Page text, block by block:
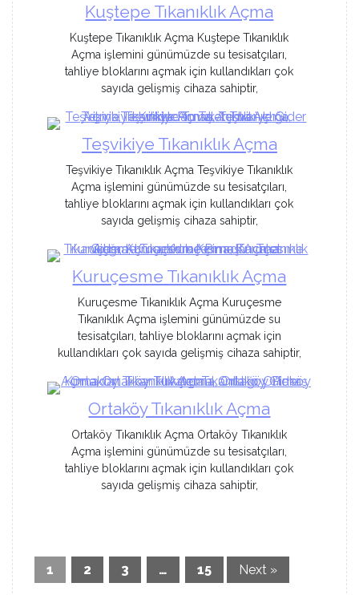
Kuştepe Tıkanıklık Açma
Kuştepe Tıkanıklık Açma Kuştepe Tıkanıklık
Açma işlemini günümüzde su tesisatçıları,
tahliye bloklarını açmak için kullandıkları çok
sayıda gelişmiş cihaza sahiptir,
Teşvikiye Tıkanıklık Açma
Teşvikiye Tıkanıklık Açma Teşvikiye Tıkanıklık
Açma işlemini günümüzde su tesisatçıları,
tahliye bloklarını açmak için kullandıkları çok
sayıda gelişmiş cihaza sahiptir,
Kuruçesme Tıkanıklık Açma
Kuruçesme Tıkanıklık Açma Kuruçesme
Tıkanıklık Açma işlemini günümüzde su
tesisatçıları, tahliye bloklarını açmak için
kullandıkları çok sayıda gelişmiş cihaza sahiptir,
Ortaköy Tıkanıklık Açma
Ortaköy Tıkanıklık Açma Ortaköy Tıkanıklık
Açma işlemini günümüzde su tesisatçıları,
tahliye bloklarını açmak için kullandıkları çok
sayıda gelişmiş cihaza sahiptir,
1 2 3 … 15 Next »